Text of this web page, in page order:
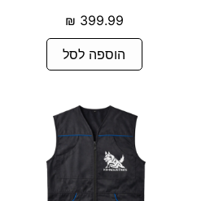
399.99
₪
הוספה לסל